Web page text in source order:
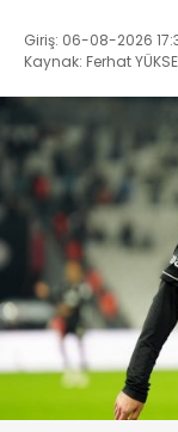
Giriş: 06-08-2026
Kaynak: Ferhat